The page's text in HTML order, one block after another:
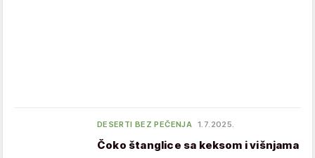
DESERTI BEZ PEČENJA 1.7.2025.
Čoko štanglice sa keksom i višnjama